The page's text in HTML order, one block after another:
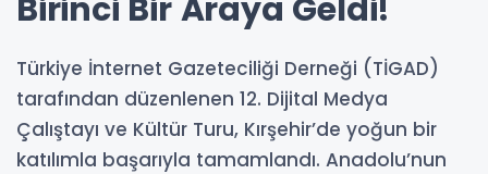
Birinci Bir Araya Geldi!
Türkiye İnternet Gazeteciliği Derneği (TİGAD)
tarafından düzenlenen 12. Dijital Medya
Çalıştayı ve Kültür Turu, Kırşehir’de yoğun bir
katılımla başarıyla tamamlandı. Anadolu’nun